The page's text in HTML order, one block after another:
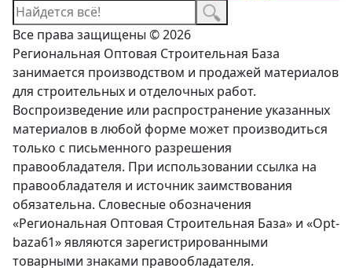
Все права защищены © 2026
Региональная Оптовая Строительная База
занимается производством и продажей материалов
для строительных и отделочных работ.
Воспроизведение или распространение указанных
материалов в любой форме может производиться
только с письменного разрешения
правообладателя. При использовании ссылка на
правообладателя и источник заимствования
обязательна. Словесные обозначения
«Региональная Оптовая Строительная База» и «Opt-
baza61» являются зарегистрированными
товарными знаками правообладателя.